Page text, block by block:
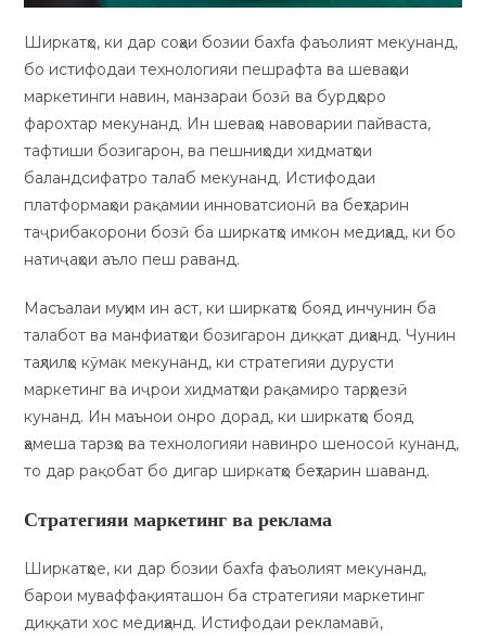
Ширкатҳо, ки дар соҳаи бозии баxfa фаъолият мекунанд,
бо истифодаи технологияи пешрафта ва шеваҳои
маркетинги навин, манзараи бозӣ ва бурдҳоро
фарохтар мекунанд. Ин шеваҳо навоварии пайваста,
тафтиши бозигарон, ва пешниҳоди хидматҳои
баландсифатро талаб мекунанд. Истифодаи
платформаҳои рақамии инноватсионӣ ва беҳтарин
таҷрибакорони бозӣ ба ширкатҳо имкон медиҳад, ки бо
натиҷаҳои аъло пеш раванд.
Масъалаи муҳим ин аст, ки ширкатҳо бояд инчунин ба
талабот ва манфиатҳои бозигарон диққат диҳанд. Чунин
таҳлилҳо кӯмак мекунанд, ки стратегияи дурусти
маркетинг ва иҷрои хидматҳои рақамиро тарҳрезӣ
кунанд. Ин маънои онро дорад, ки ширкатҳо бояд
ҳамеша тарзҳо ва технологияи навинро шеносоӣ кунанд,
то дар рақобат бо дигар ширкатҳо беҳтарин шаванд.
Стратегияи маркетинг ва реклама
Ширкатҳое, ки дар бозии баxfa фаъолият мекунанд,
барои муваффақияташон ба стратегияи маркетинг
диққати хос медиҳанд. Истифодаи рекламавӣ,